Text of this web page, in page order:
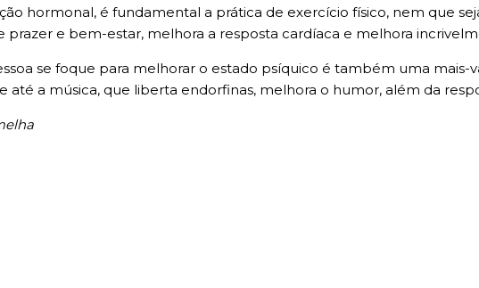
hormonal, é fundamental a prática de exercício físico, nem que
e bem-estar, melhora a resposta cardíaca e melhora
se foque para melhorar o estado psíquico é também uma mais-
até a música, que liberta endorfinas, melhora o humor, além da